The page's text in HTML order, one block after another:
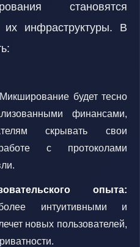
становятся
инфраструктуры. В
Микширование будет тесно
финансами,
скрывать свои
с протоколами
опыта:
интуитивными и
новых пользователей,